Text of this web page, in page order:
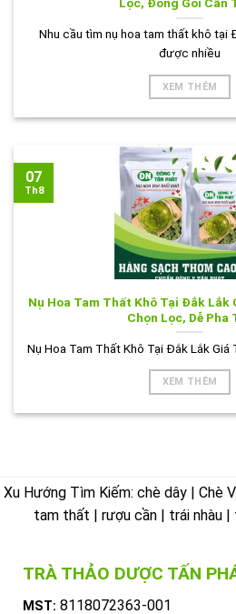
Nhu cầu tìm nụ hoa tam thất khô tại
được nhiều
XEM THÊM
Nụ Hoa Tam Thất Khô Tại Đắk Lắk
Chọn Lọc, Dễ Pha
Nụ Hoa Tam Thất Khô Tại Đắk Lắk Giá
XEM THÊM
07
Th8
Xu Hướng Tìm Kiếm: chè dây | Chè
tam thất | rượu cần | trái nhàu
TRÀ THẢO DƯỢC TẤN
MST: 8118072363-001